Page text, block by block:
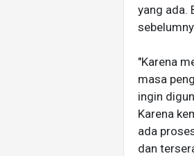
yang ada.
"Karena
masa
ingin
Karena
ada
dan